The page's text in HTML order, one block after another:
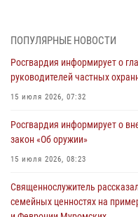
торжественных
Воздушно-десантных войск
02 августа 2026, 11:46
Мероприятия в рамках акции
продолжаются в Ивановской
31 июля 2026, 11:08
В Ивановской области при
подозреваемые в серии
ПОПУЛЯРНЫЕ НОВОСТИ
Росгвардия информирует о
руководителей частных
15 июля 2026, 07:32
Росгвардия информирует о
закон «Об оружии»
15 июля 2026, 08:23
Священнослужитель
семейных ценностях на